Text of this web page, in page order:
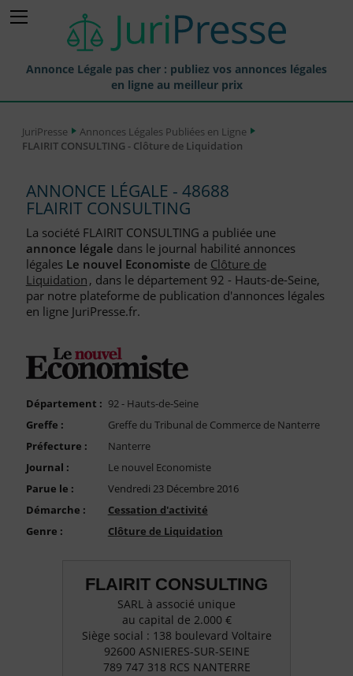
Annonce Légale pas cher : publiez vos annonces légales
en ligne au meilleur prix
Annonces Légales Publiées
Journaux Habilités (JAL) Annonces Légales
Départements pour la Publication d'Annonces Légales
Liste des Greffes
Liste des CCI
FAQ
Compte PRO
JuriPresse
Annonces Légales Publiées en Ligne
FLAIRIT CONSULTING - Clôture de Liquidation
ANNONCE LÉGALE - 48688
FLAIRIT CONSULTING
La société FLAIRIT CONSULTING a publiée une
annonce légale dans le journal habilité annonces
légales Le nouvel Economiste de Clôture de
Liquidation, dans le département 92 - Hauts-de-Seine,
par notre plateforme de publication d'annonces légales
en ligne JuriPresse.fr.
Département : 92 - Hauts-de-Seine
Greffe :
Greffe du Tribunal de Commerce de Nanterre
Préfecture :
Nanterre
Journal :
Le nouvel Economiste
Parue le :
Vendredi 23 Décembre 2016
Démarche :
Cessation d'activité
Genre :
Clôture de Liquidation
FLAIRIT CONSULTING
SARL à associé unique
au capital de 2.000 €
Siège social : 138 boulevard Voltaire
92600 ASNIERES-SUR-SEINE
789 747 318 RCS NANTERRE